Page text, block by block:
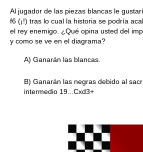
Al jugador de las piezas blancas le
f6 (¡!) tras lo cual la historia se podría
el rey enemigo. ¿Qué opina usted del
y como se ve en el diagrama?
A) Ganarán las blancas.
B) Ganarán las negras debido al
intermedio 19...Cxd3+